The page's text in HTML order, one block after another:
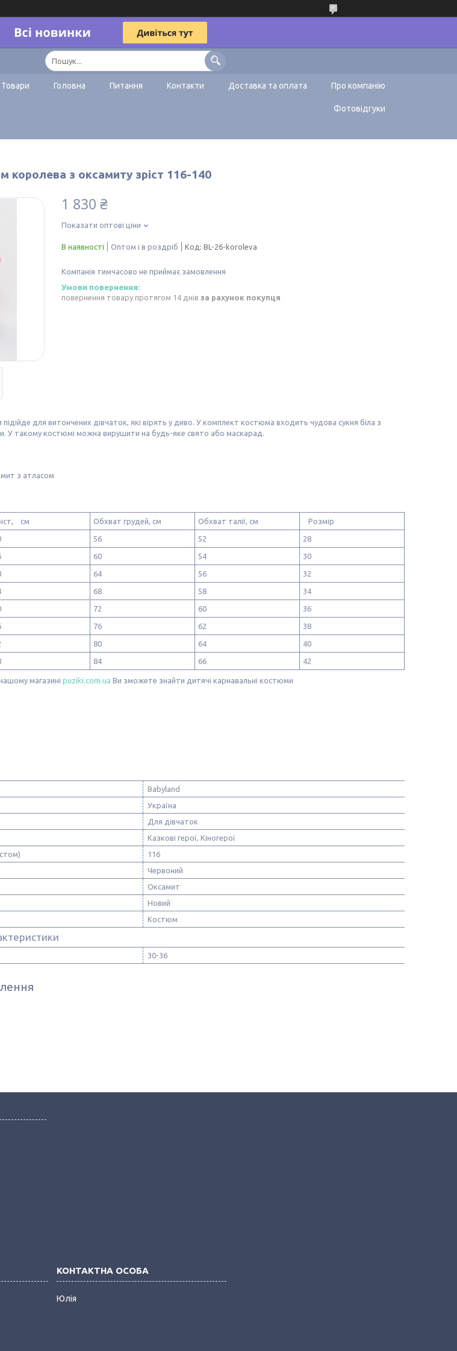
Товари Головна Питання Контакти Доставка та оплата Про компанію
Фотовідгуки
королева з оксамиту зріст 116-140
1 830 ₴
Показати оптові ціни
В наявності Оптом і в роздріб Код: BL-26-koroleva
Компанія тимчасово не приймає замовлення
повернення товару протягом 14 днів за рахунок покупця
для витончених дівчаток, які вірять у диво. У комплект костюма входить чудова сукня біла з
У такому костюмі можна вирушити на будь-яке свято або маскарад.
з атласом
см Обхват грудей, см Обхват талії, см Розмір
56 52 28
60 54 30
64 56 32
68 58 34
72 60 36
76 62 38
80 64 40
84 66 42
магазині puziki.com.ua Ви зможете знайти дитячі карнавальні костюми
Babyland
Україна
Для дівчаток
Казкові герої, Кіногерої
116
Червоний
Оксамит
Новий
Костюм
30-36
Юлія